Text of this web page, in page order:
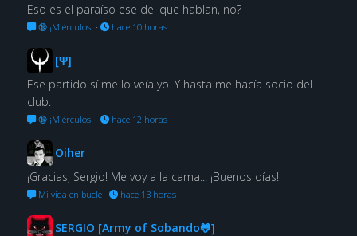
Eso es el paraíso ese del que hablan, no?
🔞 ¡Miérculos! · hace 10 horas
[Ψ]
Ese partido sí me lo veía yo. Y hasta me hacía socio del
club.
🔞 ¡Miérculos! · hace 12 horas
Oiher
¡Gracias, Sergio! Me voy a la cama... ¡Buenos días!
Mi vida en bucle· hace 13 horas
SERGIO [Army of Sobando🐸]